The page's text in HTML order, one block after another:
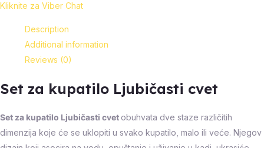
Kliknite za Viber Chat
Description
Additional information
Reviews (0)
Set za kupatilo Ljubičasti cvet
Set za kupatilo Ljubičasti cvet obuhvata dve staze različitih
dimenzija koje će se uklopiti u svako kupatilo, malo ili veće. Njegov